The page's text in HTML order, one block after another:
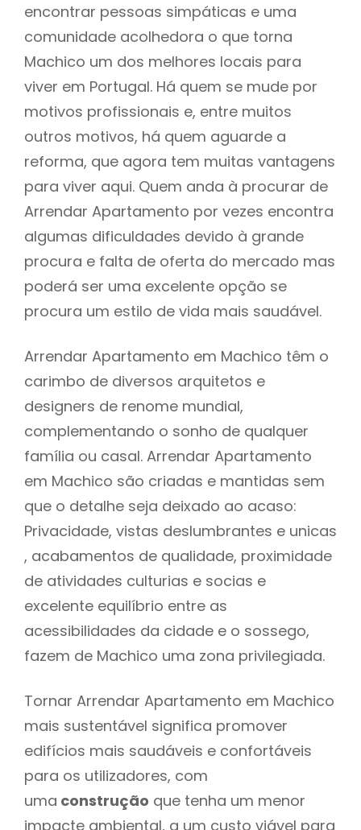
encontrar pessoas simpáticas e uma
comunidade acolhedora o que torna
Machico um dos melhores locais para
viver em Portugal. Há quem se mude por
motivos profissionais e, entre muitos
outros motivos, há quem aguarde a
reforma, que agora tem muitas vantagens
para viver aqui. Quem anda à procurar de
Arrendar Apartamento por vezes encontra
algumas dificuldades devido à grande
procura e falta de oferta do mercado mas
poderá ser uma excelente opção se
procura um estilo de vida mais saudável.
Arrendar Apartamento em Machico têm o
carimbo de diversos arquitetos e
designers de renome mundial,
complementando o sonho de qualquer
família ou casal. Arrendar Apartamento
em Machico são criadas e mantidas sem
que o detalhe seja deixado ao acaso:
Privacidade, vistas deslumbrantes e unicas
, acabamentos de qualidade, proximidade
de atividades culturias e socias e
excelente equilíbrio entre as
acessibilidades da cidade e o sossego,
fazem de Machico uma zona privilegiada.
Tornar Arrendar Apartamento em Machico
mais sustentável significa promover
edifícios mais saudáveis e confortáveis
para os utilizadores, com
uma construção que tenha um menor
impacte ambiental, a um custo viável para